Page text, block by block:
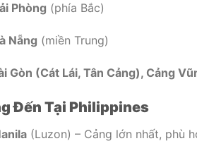
Phòng (phía Bắc)
Nẵng (miền Trung)
Gòn (Cát Lái, Tân Cảng), Cảng
Đến Tại Philippines
(Luzon) – Cảng lớn nhất, phù